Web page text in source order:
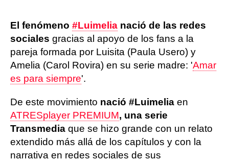
El fenómeno #Luimelia nació de las redes
sociales gracias al apoyo de los fans a la
pareja formada por Luisita (Paula Usero) y
Amelia (Carol Rovira) en su serie madre: 'Amar
es para siempre'.
De este movimiento nació #Luimelia en
ATRESplayer PREMIUM, una serie
Transmedia que se hizo grande con un relato
extendido más allá de los capítulos y con la
narrativa en redes sociales de sus